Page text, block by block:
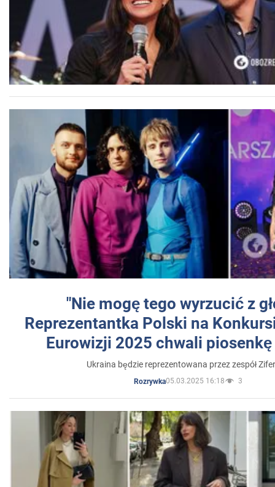
"Nie mogę tego wyrzucić z
Reprezentantka Polski na
Eurowizji 2025 chwali
Ukraina będzie reprezentowana przez zespół
Rozrywka05.03.2025 16:18 3